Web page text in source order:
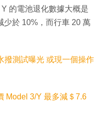
的電池退化數據大概是
少於 10%，而行車 20 萬
撥測試曝光 或現一個操作
Model 3/Y 最多減＄7.6